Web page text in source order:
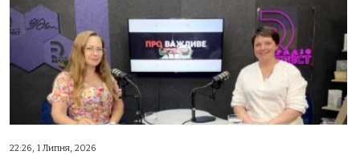
22:26, 1 Липня, 2026